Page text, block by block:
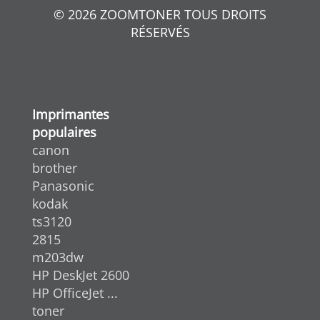
© 2026 ZOOMTONER TOUS DROITS
RÉSERVÉS
Imprimantes
populaires
canon
brother
Panasonic
kodak
ts3120
2815
m203dw
HP DeskJet 2600
HP OfficeJet ...
toner